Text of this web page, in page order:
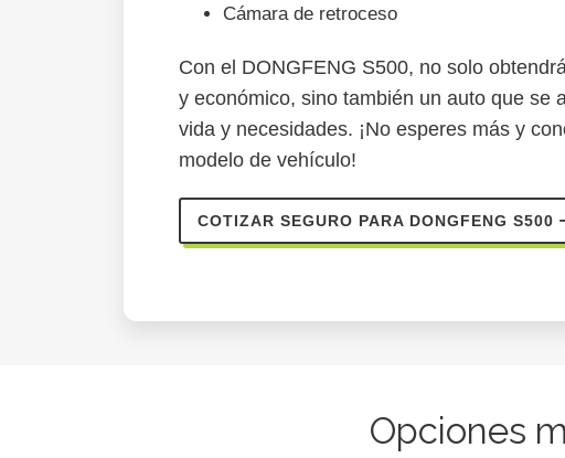
Cámara de retroceso
Con el DONGFENG S500, no solo
y económico, sino también un auto que se
vida y necesidades. ¡No esperes más y
modelo de vehículo!
COTIZAR SEGURO PARA DONGFENG S500
Opciones